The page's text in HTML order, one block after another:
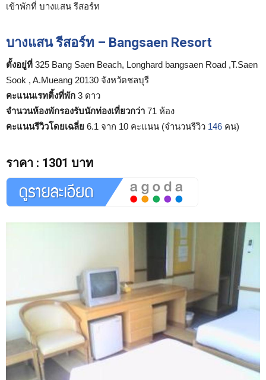
เข้าพักที่ บางแสน รีสอร์ท
บางแสน รีสอร์ท – Bangsaen Resort
ตั้งอยู่ที่ 325 Bang Saen Beach, Longhard bangsaen Road ,T.Saen
Sook , A.Mueang 20130 จังหวัดชลบุรี
คะแนนเรทติ้งที่พัก 3 ดาว
จำนวนห้องพักรองรับนักท่องเที่ยวกว่า 71 ห้อง
คะแนนรีวิวโดยเฉลี่ย 6.1 จาก 10 คะแนน (จำนวนรีวิว 146 คน)
ราคา : 1301 บาท